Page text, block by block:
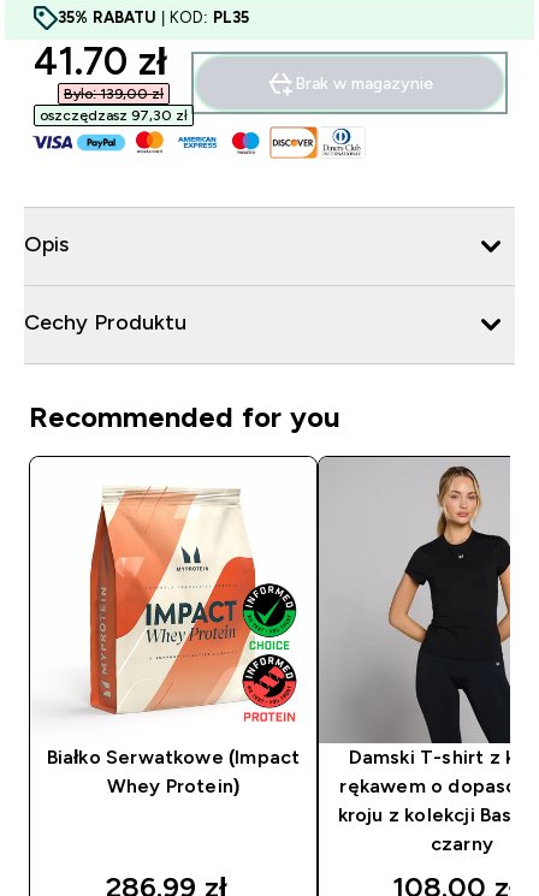
35% RABATU | KOD: PL35
discounted price
41.70 zł‎
Było: 139,00 zł‎
oszczędzasz 97,30 zł‎
Brak w magazynie
Opis
Cechy Produktu
Recommended for you
Białko Serwatkowe (Impact
Whey Protein)
286.99 zł‎
Damski T-shirt z
rękawem o
kroju z kolekcji Basics
czarny
108.00 zł‎